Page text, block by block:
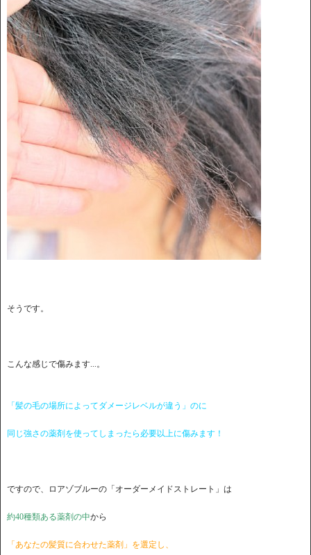
そうです。
こんな感じで傷みます...。
「髪の毛の場所によってダメージレベルが違う」のに
同じ強さの薬剤を使ってしまったら必要以上に傷みます！
ですので、ロアゾブルーの「オーダーメイドストレート」は
約40種類ある薬剤の中から
「あなたの髪質に合わせた薬剤」を選定し、